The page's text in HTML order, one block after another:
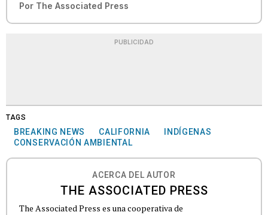
Por The Associated Press
PUBLICIDAD
TAGS
BREAKING NEWS CALIFORNIA
INDÍGENAS
CONSERVACIÓN AMBIENTAL
ACERCA DEL AUTOR
THE ASSOCIATED PRESS
The Associated Press es una cooperativa de